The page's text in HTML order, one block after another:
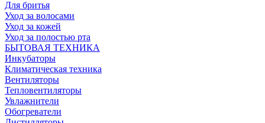
Для бритья
Уход за волосами
Уход за кожей
Уход за полостью рта
БЫТОВАЯ ТЕХНИКА
Инкубаторы
Климатическая техника
Вентиляторы
Тепловентиляторы
Увлажнители
Обогреватели